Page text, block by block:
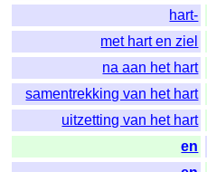
hart-
met hart en ziel
na aan het hart
samentrekking van het hart
uitzetting van het hart
en